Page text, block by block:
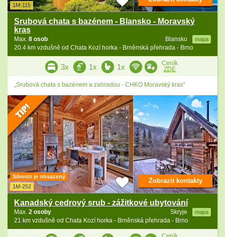
1M-115
Srubová chata s bazénem - Blansko - Moravský
kras
Blansko mapa
Max. 8 osob
20.4 km vzdušně od Chata Kozí horka - Brněnská přehrada - Brno
3x 1x 1x
Ceník
ZDE
„Srubová chata s bazénem a zahradou - CHKO Moravský kras“
Silvestr je obsazený
1M-252
Kanadský cedrový srub - zážitkové ubytování
Skryje mapa
Max. 2 osoby
21 km vzdušně od Chata Kozí horka - Brněnská přehrada - Brno
Zobrazit kontakty